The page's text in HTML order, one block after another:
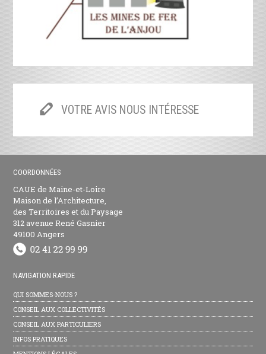
VOTRE AVIS NOUS INTÉRESSE
COORDONNÉES
CAUE de Maine-et-Loire
Maison de l’Architecture,
des Territoires et du Paysage
312 avenue René Gasnier
49100 Angers
NAVIGATION RAPIDE
QUI SOMMES-NOUS ?
CONSEIL AUX COLLECTIVITÉS
CONSEIL AUX PARTICULIERS
INFOS PRATIQUES